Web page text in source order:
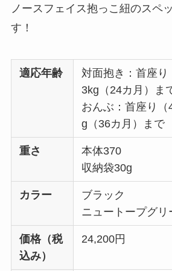
ノースフェイス抱っこ紐のスペ
す！
適応年齢
対面抱き：首座
3kg（24カ月）ま
おんぶ：首座り
g（36カ月）まで
重さ
本体370
収納袋30g
カラー
ブラック
ニュートープグリ
価格（税
込み）
24,200円